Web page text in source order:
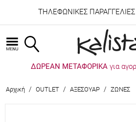
ΤΗΛΕΦΩΝΙΚΕΣ ΠΑΡΑΓΓΕΛΙΕΣ
ΔΩΡΕΑΝ ΜΕΤΑΦΟΡΙΚΑ για
Αρχική / OUTLET / ΑΞΕΣΟΥΑΡ / ΖΩΝΕΣ